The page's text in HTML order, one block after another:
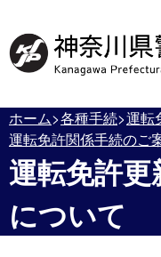
ホーム 各種手続 運転
運転免許関係手続のご
運転免許
について